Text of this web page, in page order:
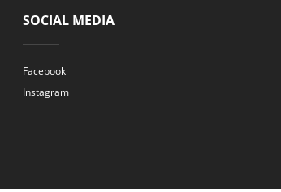
SOCIAL MEDIA
Facebook
Instagram